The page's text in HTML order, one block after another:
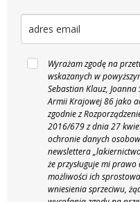
Wyrażam zgodę na
wskazanych w
Sebastian Klauz, Joanna
Armii Krajowej 86 jako
zgodnie z
2016/679 z dnia 27
ochronie danych
newslettera
że przysługuje mi
możliwości ich
wniesienia sprzeciwu,